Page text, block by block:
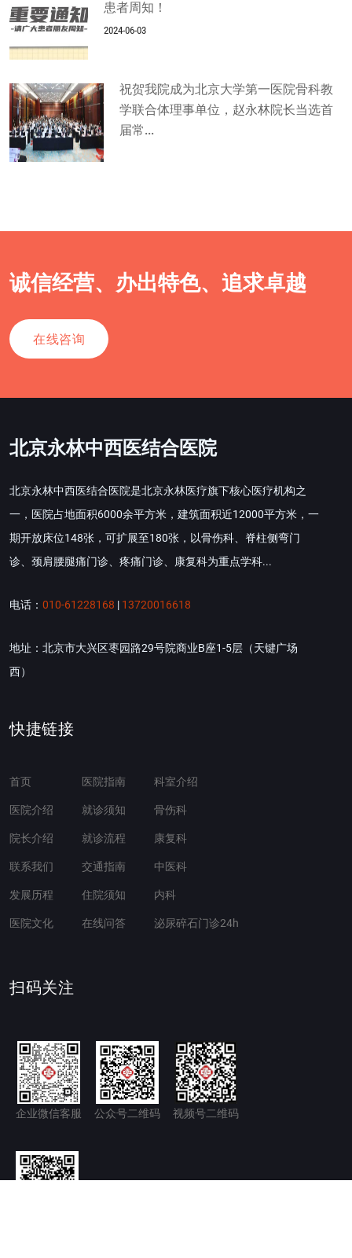
患者周知！
2024-06-03
祝贺我院成为北京大学第一医院骨科教
学联合体理事单位，赵永林院长当选首
届常...
诚信经营、办出特色、追求卓越
在线咨询
北京永林中西医结合医院
北京永林中西医结合医院是北京永林医疗旗下核心医疗机构之
一，医院占地面积6000余平方米，建筑面积近12000平方米，一
期开放床位148张，可扩展至180张，以骨伤科、脊柱侧弯门
诊、颈肩腰腿痛门诊、疼痛门诊、康复科为重点学科...
电话： 010-61228168 | 13720016618
地址：北京市大兴区枣园路29号院商业B座1-5层（天键广场
西）
快捷链接
首页
医院介绍
院长介绍
联系我们
发展历程
医院文化
医院指南
就诊须知
就诊流程
交通指南
住院须知
在线问答
科室介绍
骨伤科
康复科
中医科
内科
泌尿碎石门诊24h
扫码关注
企业微信客服 公众号二维码 视频号二维码